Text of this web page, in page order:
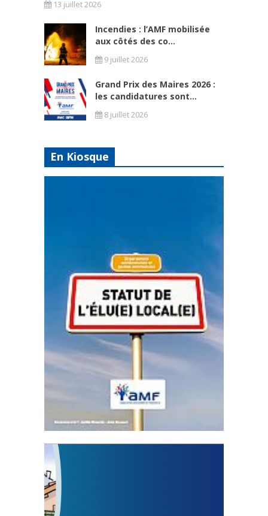
13 juillet 2026
Incendies : l’AMF mobilisée
aux côtés des co...
9 juillet 2026
Grand Prix des Maires 2026 :
les candidatures sont...
8 juillet 2026
En Kiosque
Statut de l’élu local
3 avril 2024
Mise à jour avril 2024
FEUILLETER